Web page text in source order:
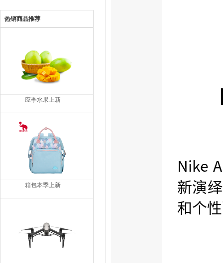
热销商品推荐
应季水果上新
箱包本季上新